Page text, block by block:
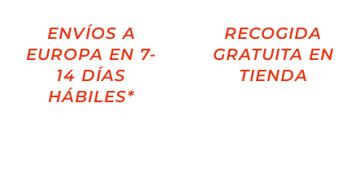
ENVÍOS A
EUROPA EN 7-
14 DÍAS
HÁBILES*
RECOGIDA
GRATUITA EN
TIENDA